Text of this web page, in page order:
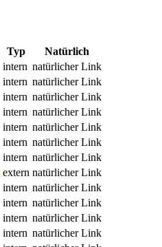
Typ
Natürlich
intern natürlicher Link
intern natürlicher Link
intern natürlicher Link
intern natürlicher Link
intern natürlicher Link
intern natürlicher Link
intern natürlicher Link
extern natürlicher Link
intern natürlicher Link
intern natürlicher Link
intern natürlicher Link
intern natürlicher Link